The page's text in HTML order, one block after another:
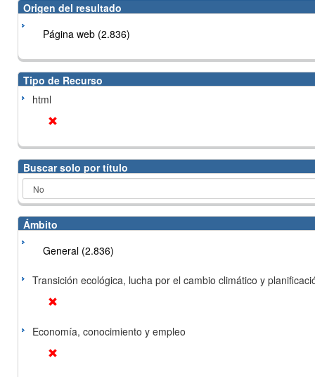
Origen del resultado
Página web (2.836)
Tipo de Recurso
html
Buscar solo por título
Ámbito
General (2.836)
Transición ecológica, lucha por el cambio climático y
Economía, conocimiento y empleo